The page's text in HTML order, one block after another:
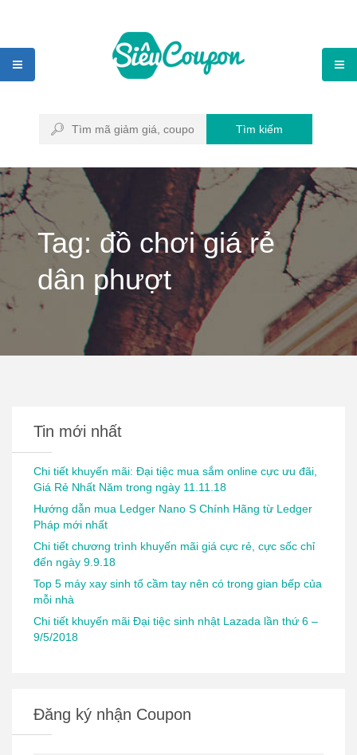
Tìm kiếm
Tag: đồ chơi giá rẻ
dân phượt
Tin mới nhất
Chi tiết khuyến mãi: Đại tiệc mua sắm online cực ưu đãi,
Giá Rẻ Nhất Năm trong ngày 11.11.18
Hướng dẫn mua Ledger Nano S Chính Hãng từ Ledger
Pháp mới nhất
Chi tiết chương trình khuyến mãi giá cực rẻ, cực sốc chỉ
đến ngày 9.9.18
Top 5 máy xay sinh tố cầm tay nên có trong gian bếp của
mỗi nhà
Chi tiết khuyến mãi Đại tiệc sinh nhật Lazada lần thứ 6 –
9/5/2018
Đăng ký nhận Coupon